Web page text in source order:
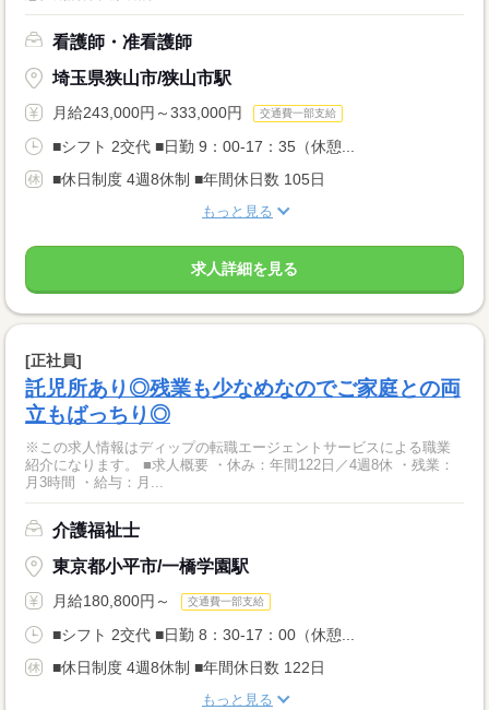
看護師・准看護師
埼玉県狭山市/狭山市駅
月給243,000円～333,000円 交通費一部支給
■シフト 2交代 ■日勤 9：00-17：35（休憩...
■休日制度 4週8休制 ■年間休日数 105日
もっと見る
求人詳細を見る
[正社員]
託児所あり◎残業も少なめなのでご家庭との両
立もばっちり◎
※この求人情報はディップの転職エージェントサービスによる職業
紹介になります。 ■求人概要 ・休み：年間122日／4週8休 ・残業：
月3時間 ・給与：月...
介護福祉士
東京都小平市/一橋学園駅
月給180,800円～ 交通費一部支給
■シフト 2交代 ■日勤 8：30-17：00（休憩...
■休日制度 4週8休制 ■年間休日数 122日
もっと見る